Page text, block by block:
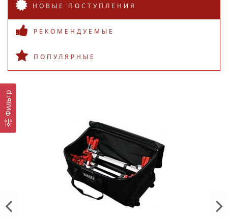
Фильтр
НОВЫЕ ПОСТУПЛЕНИЯ
РЕКОМЕНДУЕМЫЕ
ПОПУЛЯРНЫЕ